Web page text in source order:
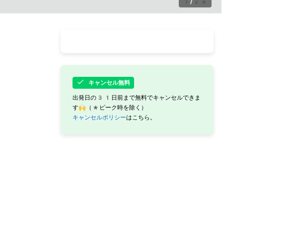
1 / 28
キャンセル無料
出発日の31日前まで無料でキャンセルできま
す🙌（*ピーク時を除く）
キャンセルポリシーはこちら。